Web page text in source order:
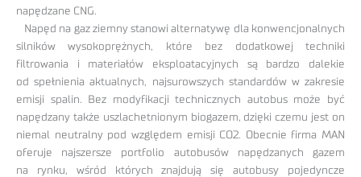
napędzane CNG.
Napęd na gaz ziemny stanowi alternatywę dla konwencjonalnych
silników wysokoprężnych, które bez dodatkowej techniki
filtrowania i materiałów eksploatacyjnych są bardzo dalekie
od spełnienia aktualnych, najsurowszych standardów w zakresie
emisji spalin. Bez modyfikacji technicznych autobus może być
napędzany także uszlachetnionym biogazem, dzięki czemu jest on
niemal neutralny pod względem emisji CO2. Obecnie firma MAN
oferuje najszersze portfolio autobusów napędzanych gazem
na rynku, wśród których znajdują się autobusy pojedyncze